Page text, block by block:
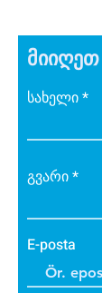
სახელი
გვარი
E-posta